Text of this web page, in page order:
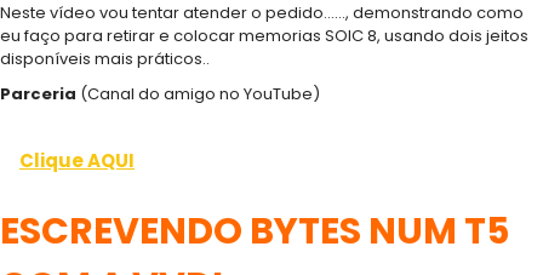
Neste vídeo vou tentar atender o pedido……, demonstrando como
eu faço para retirar e colocar memorias SOIC 8, usando dois jeitos
disponíveis mais práticos..
Parceria (Canal do amigo no YouTube)
Clique AQUI
ESCREVENDO BYTES NUM T5